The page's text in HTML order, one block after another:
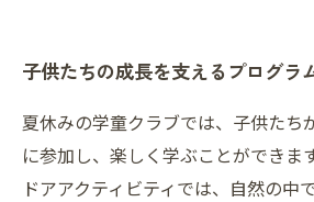
子供たちの成長を支えるプログラ
夏休みの学童クラブでは、子供たち
に参加し、楽しく学ぶことができま
ドアアクティビティでは、自然の中